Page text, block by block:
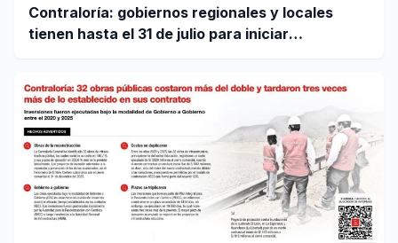
Contraloría: gobiernos regionales y locales
tienen hasta el 31 de julio para iniciar